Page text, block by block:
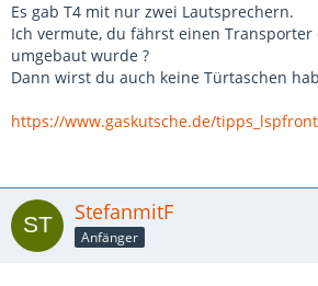
Es gab T4 mit nur zwei Lautsprechern.
Ich vermute, du fährst einen
umgebaut wurde ?
Dann wirst du auch keine Türtaschen
https://www.gaskutsche.de/
StefanmitF
Anfänger